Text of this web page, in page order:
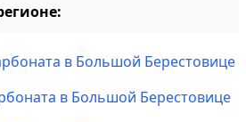
в Большой Берестовице
в Большой Берестовице